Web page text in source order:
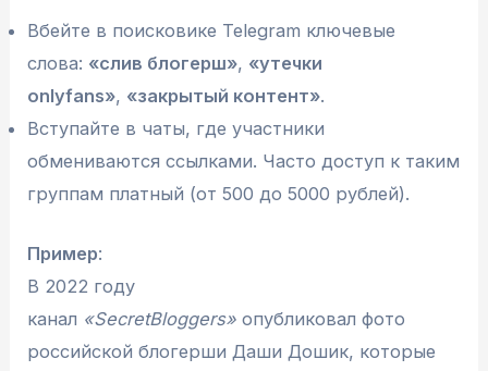
Вбейте в поисковике Telegram ключевые
слова: «слив блогерш», «утечки
onlyfans», «закрытый контент».
Вступайте в чаты, где участники
обмениваются ссылками. Часто доступ к таким
группам платный (от 500 до 5000 рублей).
Пример:
В 2022 году
канал «SecretBloggers» опубликовал фото
российской блогерши Даши Дошик, которые